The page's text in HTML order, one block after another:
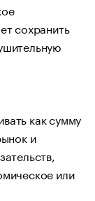
сохранить
как сумму
и
или